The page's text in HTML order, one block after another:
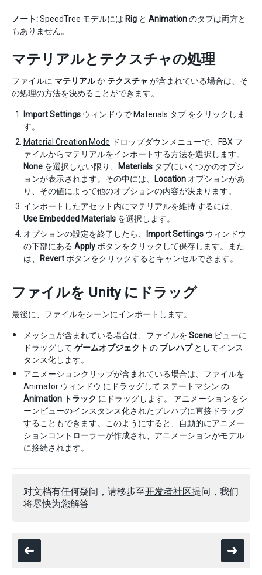
ノート:SpeedTree モデルには Rig と Animationのタブは両方と
もありません。
マテリアルとテクスチャの処理
ファイルに マテリアルか テクスチャ が含まれている場合は、そ
の処理の方法を決めることができます。
Import Settings ウィンドウで Materials タブ をクリックしま
す。
Material Creation Mode ドロップダウンメニューで、FBX フ
ァイルからマテリアルをインポートする方法を選択します。
None を選択しない限り、 Materials タブにいくつかのオプシ
ョンが表示されます。その中には、
Location オプションがあ
り、その値によって他のオプションの内容が決まります。
インポートしたアセット内にマテリアルを維持するには、
Use Embedded Materials を選択します。
オプションの設定を終了したら、
Import Settings ウィンドウ
の下部にある Apply ボタンをクリックして保存します。また
は、
Revert ボタンをクリックするとキャンセルできます。
ファイルを Unity にドラッグ
最後に、ファイルをシーンにインポートします。
メッシュが含まれている場合は、ファイルを Scene ビューに
ドラッグして ゲームオブジェクト の プレハブとしてインス
タンス化します。
アニメーションクリップが含まれている場合は、ファイルを
Animator ウィンドウ にドラッグして ステートマシン の
Animation トラック にドラッグします。 アニメーションをシ
ーンビューのインスタンス化されたプレハブに直接ドラッグ
することもできます。このようにすると、自動的にアニメー
ションコントローラーが作成され、アニメーションがモデル
に接続されます。
对文档有任何疑问，请移步至开发者社区提问，我们
将尽快为您解答